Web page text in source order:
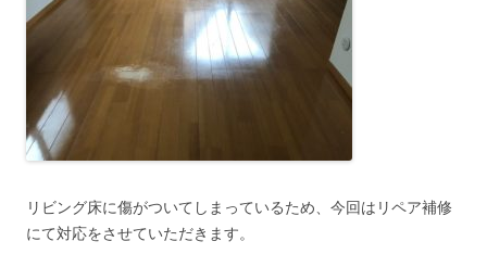
リビング床に傷がついてしまっているため、今回はリペア補修
にて対応をさせていただきます。